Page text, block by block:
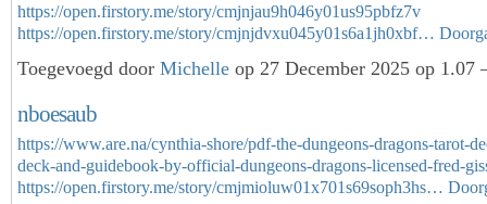
https://open.firstory.me/story/cmjnjau9h046y01us95pbfz7v
https://open.firstory.me/story/cmjnjdvxu045y01s6a1jh0xbf…
Toegevoegd door Michelle op 27 December 2025 op 1.07
nboesaub
https://www.are.na/cynthia-shore/pdf-the-dungeons-dragons-tarot-
deck-and-guidebook-by-official-dungeons-dragons-licensed-fred-
https://open.firstory.me/story/cmjmioluw01x701s69soph3hs…